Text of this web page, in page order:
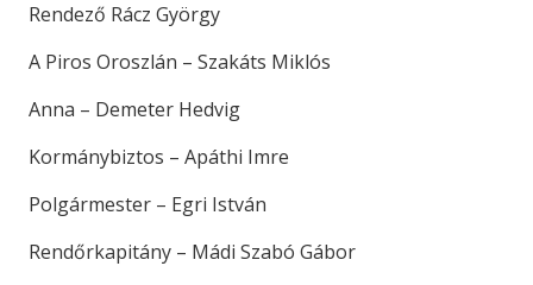
Rendező Rácz György
A Piros Oroszlán – Szakáts Miklós
Anna – Demeter Hedvig
Kormánybiztos – Apáthi Imre
Polgármester – Egri István
Rendőrkapitány – Mádi Szabó Gábor